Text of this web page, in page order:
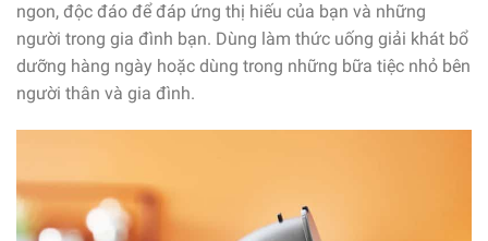
ngon, độc đáo để đáp ứng thị hiếu của bạn và những
người trong gia đình bạn. Dùng làm thức uống giải khát bổ
dưỡng hàng ngày hoặc dùng trong những bữa tiệc nhỏ bên
người thân và gia đình.